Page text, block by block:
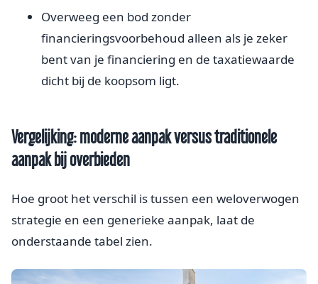
Overweeg een bod zonder
financieringsvoorbehoud alleen als je zeker
bent van je financiering en de taxatiewaarde
dicht bij de koopsom ligt.
Vergelijking: moderne aanpak versus traditionele
aanpak bij overbieden
Hoe groot het verschil is tussen een weloverwogen
strategie en een generieke aanpak, laat de
onderstaande tabel zien.